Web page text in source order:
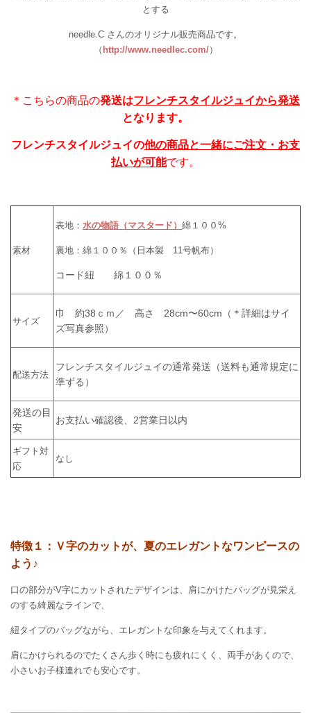
とする
needle.C さんのオリジナル販売商品です。
（ http://www.needlec.com/）
＊こちらの商品の発送はフレンチスタイルジュイから発送
となります。
フレンチスタイルジュイの他の商品と一緒にご注文・お支
払いが可能です。
素材
表地： 水の物語（マスタード） 綿１００%
裏地： 綿１００％（日本製 11号帆布）
コード紐 綿１００％
サイズ
巾 約38ｃｍ／ 高さ 28cm〜60cm（＊詳細はサイ
ズ写真参照）
配送方法
フレンチスタイルジュイの通常発送（送料も通常規定に
準ずる）
発送の目
安
お支払い確認後、2営業日以内
ギフト対
応
なし
特徴１：Ｖ字のカットが、夏のエレガントなワンピースの
よう♪
口の部分がV字にカットされたデザインは、 肩にかけたバッグが見栄え
のする綺麗なラインで、
紐タイプのバッグながら、エレガントな印象を与えてくれます。
肩にかけられるのでたくさん歩く時にも疲れにくく、 両手があくので、
小さいお子様連れでも安心です。